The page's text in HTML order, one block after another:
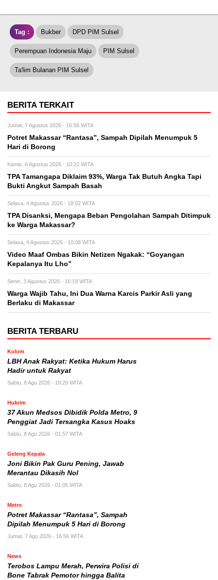
Tag : Bukber DPD PIM Sulsel
Perempuan Indonesia Maju PIM Sulsel
Ta'lim Bulanan PIM Sulsel
BERITA TERKAIT
Jumat, 7 Agustus 2026 - 16:56 WITA
Potret Makassar “Rantasa”, Sampah Dipilah Menumpuk 5
Hari di Borong
Kamis, 6 Agustus 2026 - 10:22 WITA
TPA Tamangapa Diklaim 93%, Warga Tak Butuh Angka Tapi
Bukti Angkut Sampah Basah
Selasa, 4 Agustus 2026 - 18:02 WITA
TPA Disanksi, Mengapa Beban Pengolahan Sampah Ditimpuk
ke Warga Makassar?
Selasa, 4 Agustus 2026 - 10:08 WITA
Video Maaf Ombas Bikin Netizen Ngakak: “Goyangan
Kepalanya Itu Lho”
Senin, 3 Agustus 2026 - 16:19 WITA
Warga Wajib Tahu, Ini Dua Warna Karcis Parkir Asli yang
Berlaku di Makassar
BERITA TERBARU
Kolom
LBH Anak Rakyat: Ketika Hukum Harus
Hadir untuk Rakyat
Sabtu, 8 Agu 2026 - 19:20 WITA
Hukrim
37 Akun Medsos Dibidik Polda Metro, 9
Penggiat Jadi Tersangka Kasus Hoaks
Sabtu, 8 Agu 2026 - 01:57 WITA
Geleng Kepala
Joni Bikin Pak Guru Pening, Jawab
Merantau Dikasih Nol
Sabtu, 8 Agu 2026 - 01:05 WITA
Metro
Potret Makassar “Rantasa”, Sampah
Dipilah Menumpuk 5 Hari di Borong
Jumat, 7 Agu 2026 - 16:56 WITA
News
Terobos Lampu Merah, Perwira Polisi di
Bone Tabrak Pemotor hingga Balita